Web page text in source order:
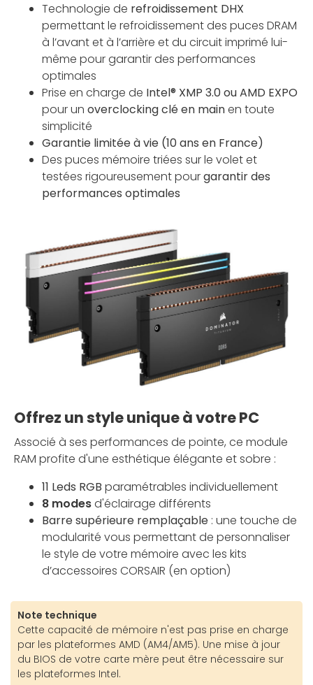
Technologie de refroidissement DHX
permettant le refroidissement des puces DRAM
à l’avant et à l’arrière et du circuit imprimé lui-
même pour garantir des performances
optimales
Prise en charge de Intel® XMP 3.0 ou AMD EXPO
pour un overclocking clé en mainen toute
simplicité
Garantie limitée à vie (10 ans en France)
Des puces mémoire triées sur le volet et
testées rigoureusement pourgarantir des
performances optimales
Offrez un style unique à votre PC
Associé à ses performances de pointe, ce module
RAM profite d'une esthétique élégante et sobre :
11 Leds RGB paramétrables individuellement
8 modesd'éclairage différents
Barre supérieure remplaçable : une touche de
modularité vous permettant de personnaliser
le style de votre mémoire avec les kits
d’accessoires CORSAIR (en option)
Note technique
Cette capacité de mémoire n'est pas prise en charge
par les plateformes AMD (AM4/AM5). Une mise à jour
du BIOS de votre carte mère peut être nécessaire sur
les plateformes Intel.